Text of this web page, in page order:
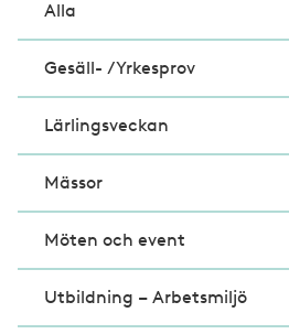
Alla
Gesäll- /Yrkesprov
Lärlingsveckan
Mässor
Möten och event
Utbildning – Arbetsmiljö